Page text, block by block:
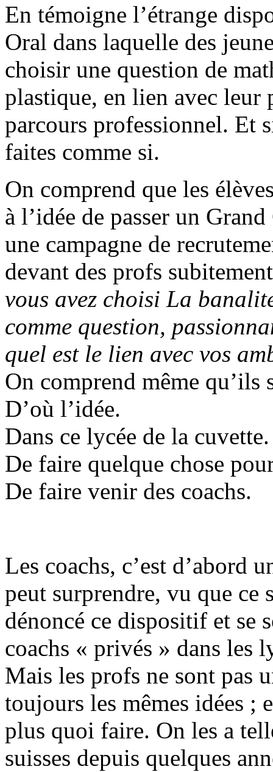
En témoigne l’étrange
Oral dans laquelle des
choisir une question de
plastique, en lien avec leur
parcours professionnel. Et
faites comme si.
On comprend que les
à l’idée de passer un
une campagne de
devant des profs
vous avez choisi La
comme question,
quel est le lien avec vos
On comprend même qu’ils
D’où l’idée.
Dans ce lycée de la cuvette.
De faire quelque chose
De faire venir des coachs.
Les coachs, c’est d’abord
peut surprendre, vu que ce
dénoncé ce dispositif et se
coachs « privés » dans les
Mais les profs ne sont pas
toujours les mêmes idées ;
plus quoi faire. On les a
suisses depuis quelques